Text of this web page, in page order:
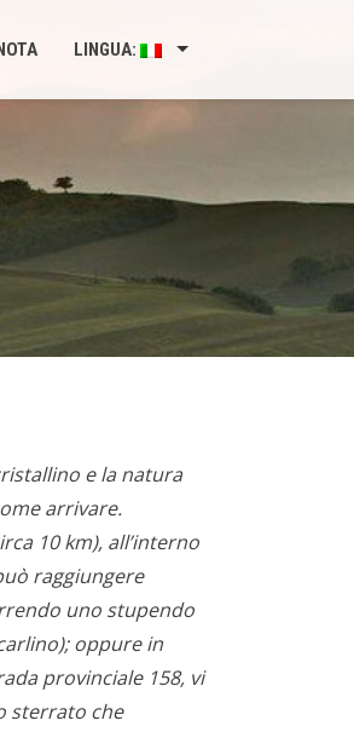
LINGUA:
e la natura
arrivare.
10 km), all’interno
raggiungere
uno stupendo
oppure in
provinciale 158, vi
sterrato che